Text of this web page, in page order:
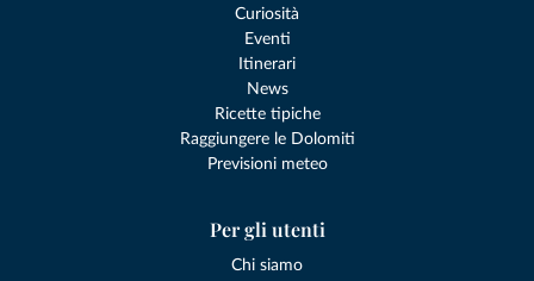
Curiosità
Eventi
Itinerari
News
Ricette tipiche
Raggiungere le Dolomiti
Previsioni meteo
Per gli utenti
Chi siamo